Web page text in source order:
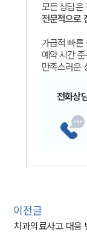
모든 상담은
전문적으로
가급적 빠른
예약 시간
만족스러운
전화상
이전글
치과의료사고 대응